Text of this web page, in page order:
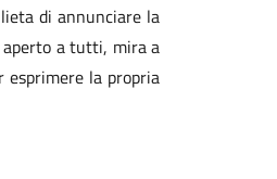
di annunciare la
aperto a tutti, mira a
esprimere la propria